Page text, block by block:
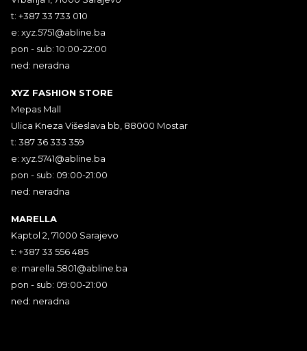
t: +387 33 733 010
e: xyz.5751@abline.ba
pon - sub: 10:00-22:00
ned: neradna
XYZ FASHION STORE
Mepas Mall
Ulica Kneza Višeslava bb, 88000 Mostar
t: 387 36 333 359
e: xyz.5741@abline.ba
pon - sub: 09:00-21:00
ned: neradna
MARELLA
Kaptol 2, 71000 Sarajevo
t: +387 33 556 485
e: marella.5801@abline.ba
pon - sub: 09:00-21:00
ned: neradna